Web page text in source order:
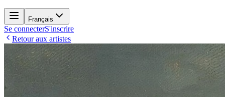
Français
Se connecterS'inscrire
Retour aux artistes